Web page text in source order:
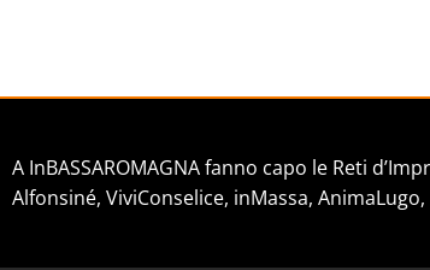
A InBASSAROMAGNA fanno capo le Reti
Alfonsiné, ViviConselice, inMassa,